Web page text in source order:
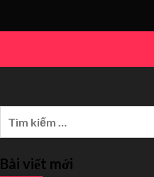
Bài viết mới